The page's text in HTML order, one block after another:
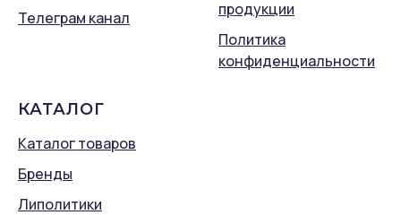
Телеграм канал
продукции
Политика
конфиденциальности
КАТАЛОГ
Каталог товаров
Бренды
Липолитики